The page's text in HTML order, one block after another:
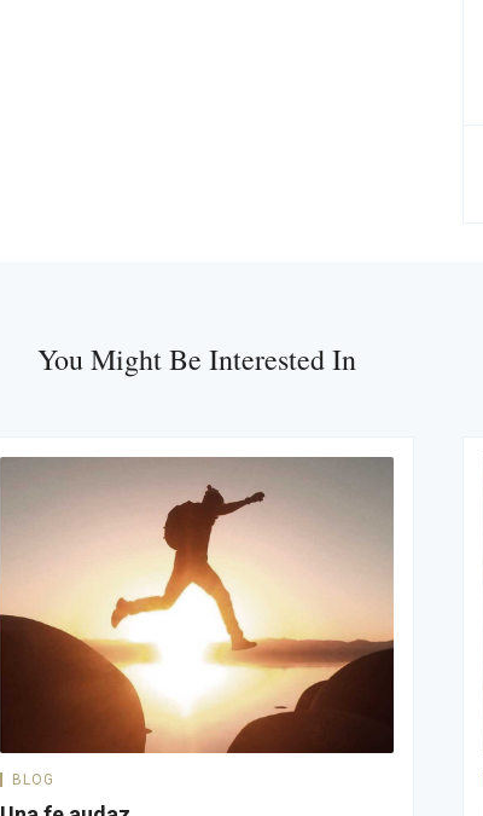
You Might Be Interested In
BLOG